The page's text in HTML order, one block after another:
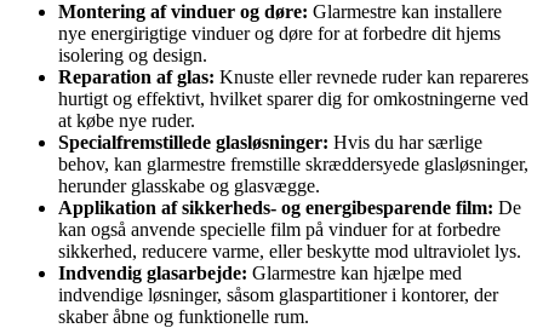
Montering af vinduer og døre: Glarmestre kan installere
nye energirigtige vinduer og døre for at forbedre dit hjems
isolering og design.
Reparation af glas: Knuste eller revnede ruder kan repareres
hurtigt og effektivt, hvilket sparer dig for omkostningerne ved
at købe nye ruder.
Specialfremstillede glasløsninger: Hvis du har særlige
behov, kan glarmestre fremstille skræddersyede glasløsninger,
herunder glasskabe og glasvægge.
Applikation af sikkerheds- og energibesparende film: De
kan også anvende specielle film på vinduer for at forbedre
sikkerhed, reducere varme, eller beskytte mod ultraviolet lys.
Indvendig glasarbejde: Glarmestre kan hjælpe med
indvendige løsninger, såsom glaspartitioner i kontorer, der
skaber åbne og funktionelle rum.